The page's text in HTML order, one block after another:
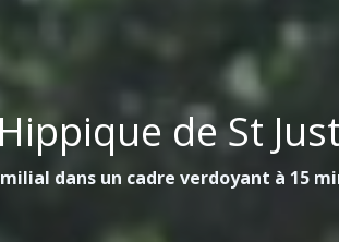
de St
dans un cadre verdoyant à 15